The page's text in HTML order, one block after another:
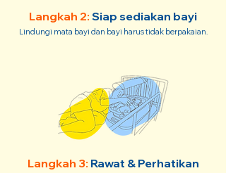
Langkah 2: Siap sediakan bayi
Lindungi mata bayi dan bayi harus tidak berpakaian.
Langkah 3: Rawat & Perhatikan